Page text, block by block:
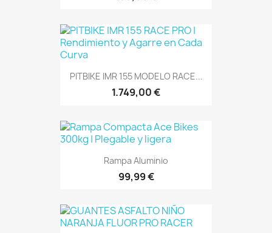
PITBIKE IMR 155 MODELO RACE...
1.749,00 €
Rampa Aluminio
99,99 €